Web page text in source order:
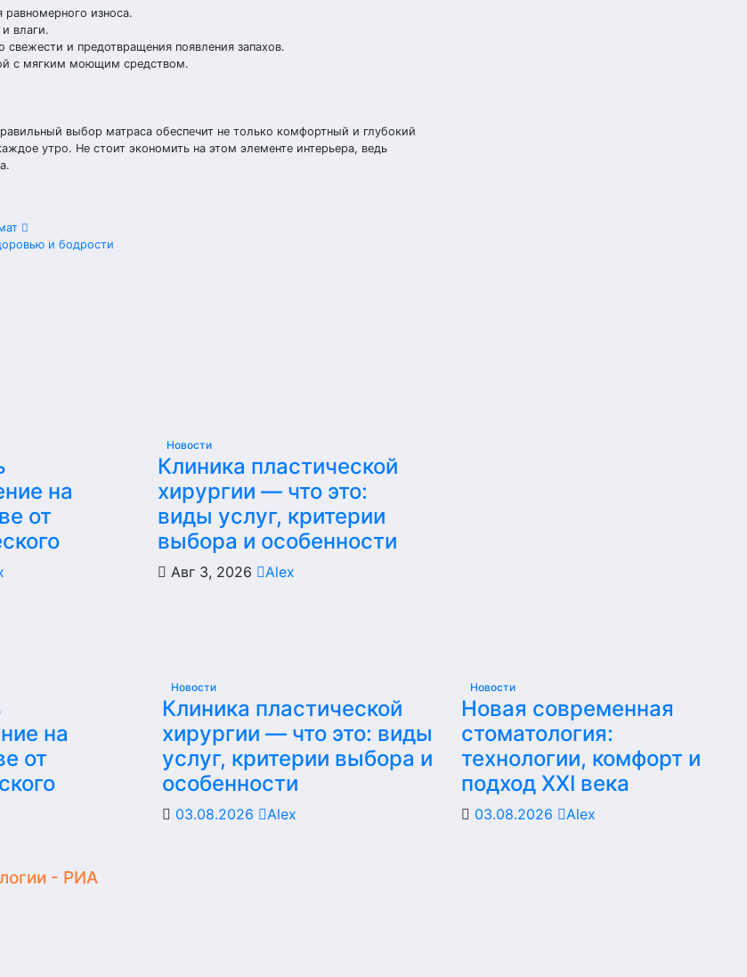
равномерного износа.
влаги.
и предотвращения появления запахов.
с мягким моющим средством.
выбор матраса обеспечит не только комфортный и глубокий
утро. Не стоит экономить на этом элементе интерьера, ведь
и бодрости
на
от
Новости
Клиника пластической
хирургии — что это:
виды услуг, критерии
выбора и особенности
Авг 3, 2026 Alex
на
от
Новости
Клиника пластической
хирургии — что это: виды
услуг, критерии выбора и
особенности
03.08.2026 Alex
Новости
Новая современная
стоматология:
технологии, комфорт и
подход XXI века
03.08.2026 Alex
- РИА